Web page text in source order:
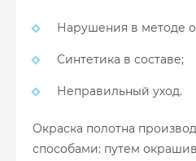
Нарушения в методе
Синтетика в составе;
Неправильный уход.
Окраска полотна
способами: путем